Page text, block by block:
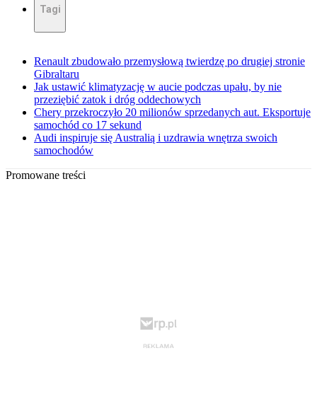
Tagi
Renault zbudowało przemysłową twierdzę po drugiej stronie
Gibraltaru
Jak ustawić klimatyzację w aucie podczas upału, by nie
przeziębić zatok i dróg oddechowych
Chery przekroczyło 20 milionów sprzedanych aut. Eksportuje
samochód co 17 sekund
Audi inspiruje się Australią i uzdrawia wnętrza swoich
samochodów
Promowane treści